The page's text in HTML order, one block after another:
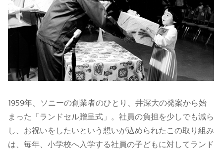
1959年、ソニーの創業者のひとり、井深大の発案から始
まった「ランドセル贈呈式」。社員の負担を少しでも減ら
し、お祝いをしたいという想いが込められたこの取り組み
は、毎年、小学校へ入学する社員の子どもに対してランド